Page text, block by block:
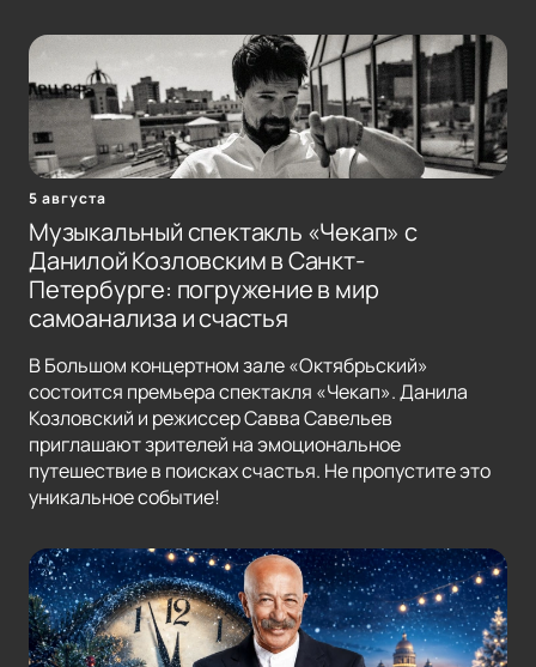
5 августа
Музыкальный спектакль «Чекап» с
Данилой Козловским в Санкт-
Петербурге: погружение в мир
самоанализа и счастья
В Большом концертном зале «Октябрьский»
состоится премьера спектакля «Чекап». Данила
Козловский и режиссер Савва Савельев
приглашают зрителей на эмоциональное
путешествие в поисках счастья. Не пропустите это
уникальное событие!